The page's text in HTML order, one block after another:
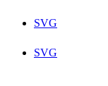
SVG
SVG